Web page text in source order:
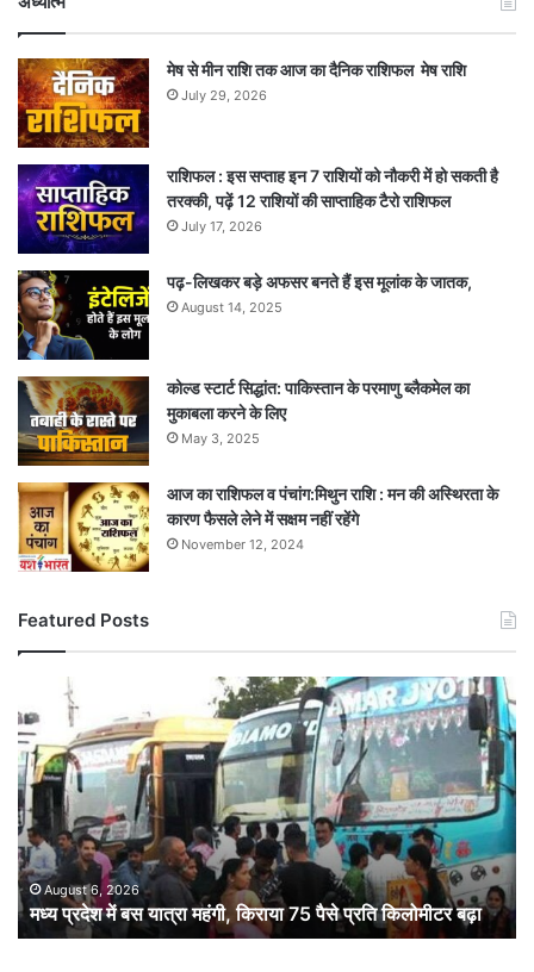
मेष से मीन राशि तक आज का दैनिक राशिफल मेष राशि
July 29, 2026
राशिफल : इस सप्ताह इन 7 राशियों को नौकरी में हो सकती है
तरक्की, पढ़ें 12 राशियों की साप्ताहिक टैरो राशिफल
July 17, 2026
पढ़-लिखकर बड़े अफसर बनते हैं इस मूलांक के जातक,
August 14, 2025
कोल्ड स्टार्ट सिद्धांत: पाकिस्तान के परमाणु ब्लैकमेल का
मुकाबला करने के लिए
May 3, 2025
आज का राशिफल व पंचांग:मिथुन राशि : मन की अस्थिरता के
कारण फैसले लेने में सक्षम नहीं रहेंगे
November 12, 2024
Featured Posts
प्रदेश
में
बस
यात्रा
महंगी,
किराया
75
पैसे
प्रति
किलोमीटर
August 6, 2026
मध्य प्रदेश में बस यात्रा महंगी, किराया 75 पैसे प्रति किलोमीटर बढ़ा